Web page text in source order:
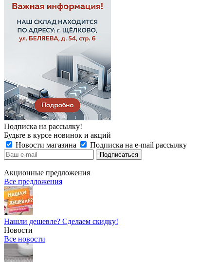
Подписка на рассылку!
Будьте в курсе новинок и акций
Новости магазина
Подписка на e-mail рассылку
Акционные предложения
Все предложения
Нашли дешевле? Сделаем скидку!
Новости
Все новости